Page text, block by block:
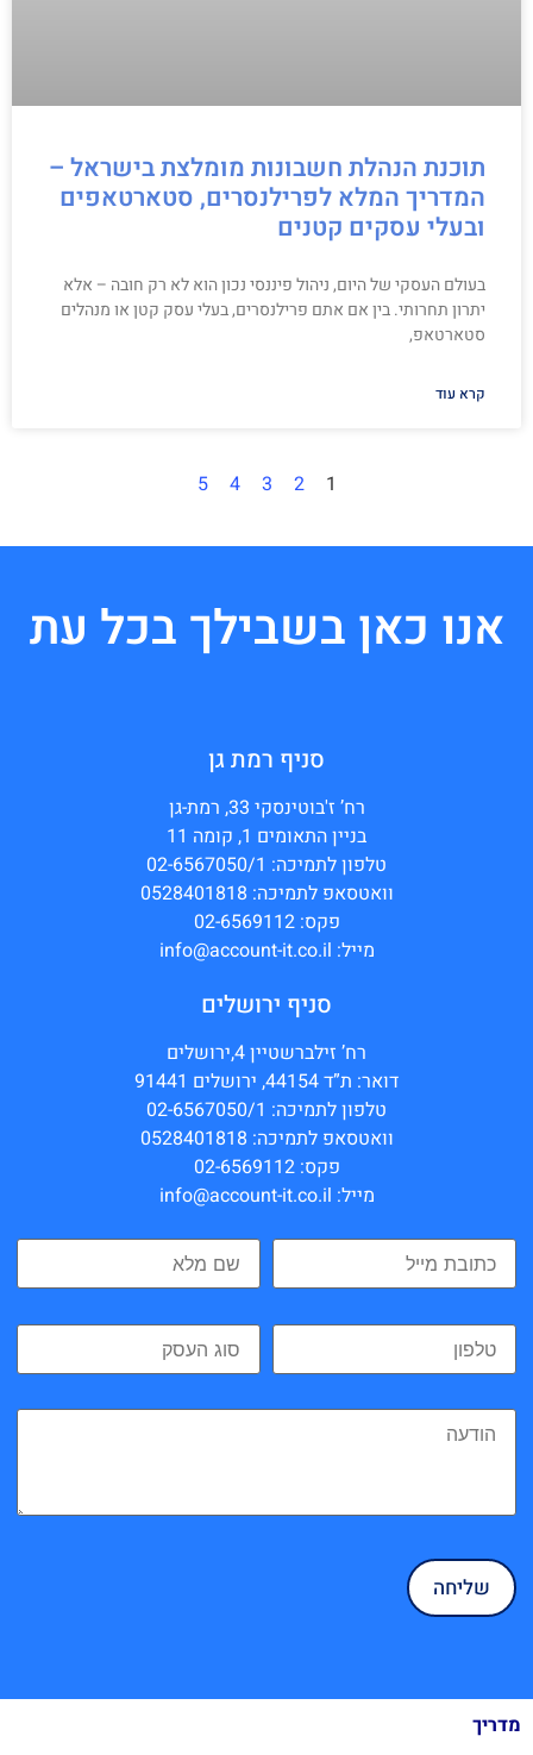
תוכנת הנהלת חשבונות מומלצת בישראל –
המדריך המלא לפרילנסרים, סטארטאפים
ובעלי עסקים קטנים
בעולם העסקי של היום, ניהול פיננסי נכון הוא לא רק חובה – אלא
יתרון תחרותי. בין אם אתם פרילנסרים, בעלי עסק קטן או מנהלים
סטארטאפ,
קרא עוד
1
2
3
4
5
אנו כאן בשבילך בכל עת
סניף רמת גן
רח’ ז'בוטינסקי 33, רמת-גן
בניין התאומים 1, קומה 11
טלפון לתמיכה: 02-6567050/1
וואטסאפ לתמיכה: 0528401818
פקס: 02-6569112
מייל: info@account-it.co.il
סניף ירושלים
רח’ זילברשטיין 4,ירושלים
דואר: ת”ד 44154, ירושלים 91441
טלפון לתמיכה: 02-6567050/1
וואטסאפ לתמיכה: 0528401818
פקס: 02-6569112
מייל: info@account-it.co.il
מדריך